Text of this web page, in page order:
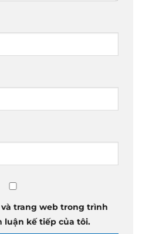
trang web trong trình
luận kế tiếp của tôi.